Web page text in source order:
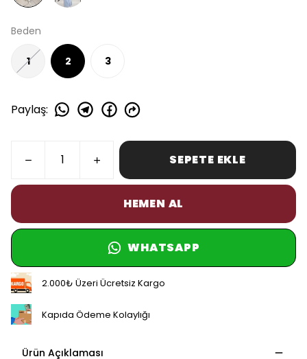
Beden
1 2 3
Paylaş:
SEPETE EKLE
HEMEN AL
WHATSAPP
2.000₺ Üzeri Ücretsiz Kargo
Kapıda Ödeme Kolaylığı
Ürün Açıklaması